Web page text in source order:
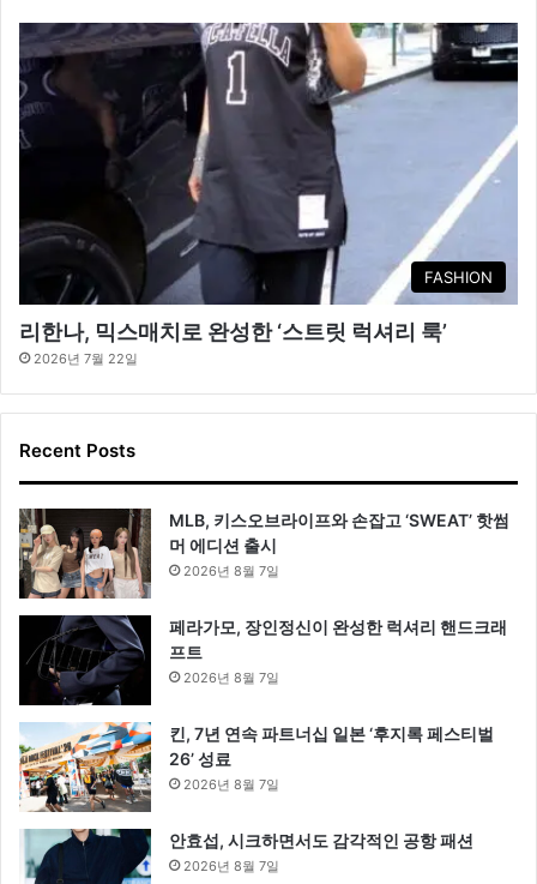
FASHION
리한나, 믹스매치로 완성한 ‘스트릿 럭셔리 룩’
2026년 7월 22일
Recent Posts
MLB, 키스오브라이프와 손잡고 ‘SWEAT’ 핫썸
머 에디션 출시
2026년 8월 7일
페라가모, 장인정신이 완성한 럭셔리 핸드크래
프트
2026년 8월 7일
킨, 7년 연속 파트너십 일본 ‘후지록 페스티벌
26’ 성료
2026년 8월 7일
안효섭, 시크하면서도 감각적인 공항 패션
2026년 8월 7일